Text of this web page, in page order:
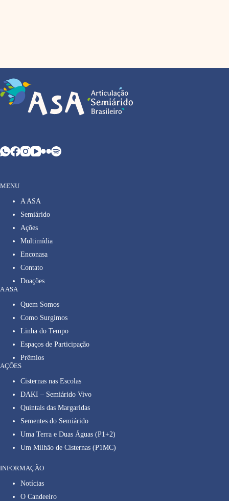
MENU
A ASA
Semiárido
Ações
Multimídia
Enconasa
Contato
Doações
A ASA
Quem Somos
Como Surgimos
Linha do Tempo
Espaços de Participação
Prêmios
AÇÕES
Cisternas nas Escolas
DAKI – Semiárido Vivo
Quintais das Margaridas
Sementes do Semiárido
Uma Terra e Duas Águas (P1+2)
Um Milhão de Cisternas (P1MC)
INFORMAÇÃO
Notícias
O Candeeiro